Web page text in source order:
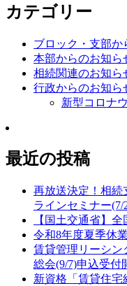
カテゴリー
ブロック・支部か
本部からのお知ら
相続関連のお知ら
行政からのお知ら
新型コロナ
最近の投稿
再放送決定！相続
ラインセミナー(7/
【国土交通省】
令和8年度夏季休
賃貸管理リーシン
総会(9/7)申込受付
新資格「賃貸住宅